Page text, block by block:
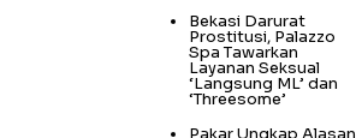
Bekasi Darurat
Prostitusi, Palazzo
Spa Tawarkan
Layanan Seksual
‘Langsung ML’ dan
‘Threesome’
Pakar Ungkap Alasan